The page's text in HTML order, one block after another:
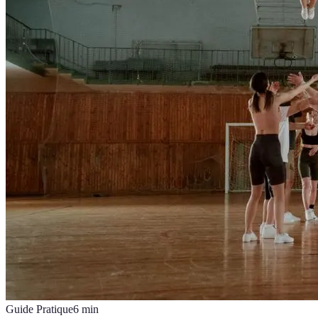
Guide Pratique6 min